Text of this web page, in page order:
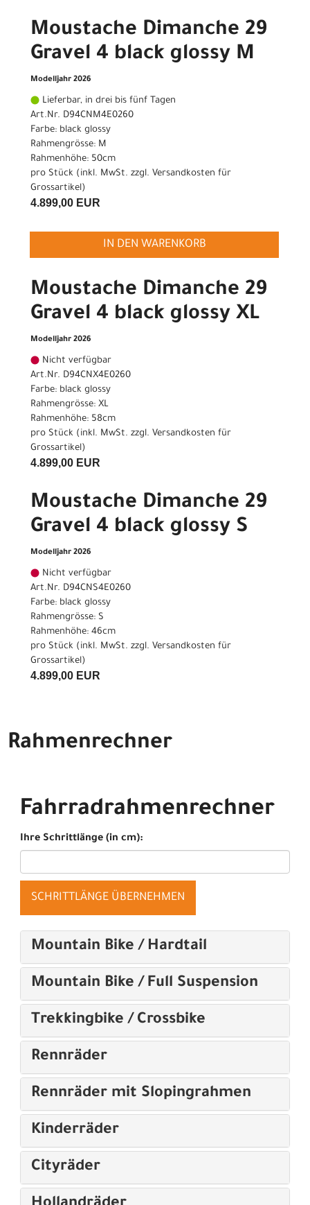
Moustache Dimanche 29
Gravel 4 black glossy M
Modelljahr 2026
Lieferbar, in drei bis fünf Tagen
Art.Nr. D94CNM4E0260
Farbe: black glossy
Rahmengrösse: M
Rahmenhöhe: 50cm
pro Stück (inkl. MwSt. zzgl. Versandkosten für
Grossartikel)
4.899,00 EUR
IN DEN WARENKORB
Moustache Dimanche 29
Gravel 4 black glossy XL
Modelljahr 2026
Nicht verfügbar
Art.Nr. D94CNX4E0260
Farbe: black glossy
Rahmengrösse: XL
Rahmenhöhe: 58cm
pro Stück (inkl. MwSt. zzgl. Versandkosten für
Grossartikel)
4.899,00 EUR
Moustache Dimanche 29
Gravel 4 black glossy S
Modelljahr 2026
Nicht verfügbar
Art.Nr. D94CNS4E0260
Farbe: black glossy
Rahmengrösse: S
Rahmenhöhe: 46cm
pro Stück (inkl. MwSt. zzgl. Versandkosten für
Grossartikel)
4.899,00 EUR
Rahmenrechner
Fahrradrahmenrechner
Ihre Schrittlänge (in cm):
SCHRITTLÄNGE ÜBERNEHMEN
Mountain Bike / Hardtail
Mountain Bike / Full Suspension
Trekkingbike / Crossbike
Rennräder
Rennräder mit Slopingrahmen
Kinderräder
Cityräder